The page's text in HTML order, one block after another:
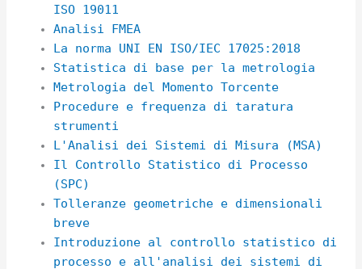
ISO 19011
Analisi FMEA
La norma UNI EN ISO/IEC 17025:2018
Statistica di base per la metrologia
Metrologia del Momento Torcente
Procedure e frequenza di taratura
strumenti
L'Analisi dei Sistemi di Misura (MSA)
Il Controllo Statistico di Processo
(SPC)
Tolleranze geometriche e dimensionali
breve
Introduzione al controllo statistico di
processo e all'analisi dei sistemi di